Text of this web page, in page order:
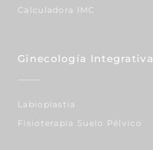
Calculadora IMC
Ginecología Integrativa
Labioplastia
Fisioterapia Suelo Pélvico